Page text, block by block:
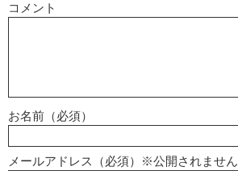
コメント
お名前（必須）
メールアドレス（必須）※公開されません